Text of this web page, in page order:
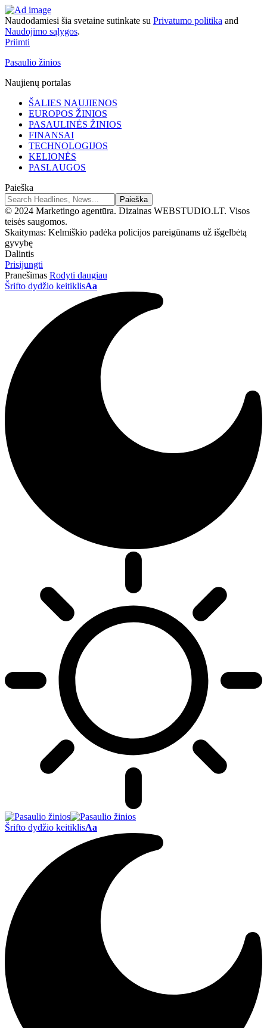
Naudodamiesi šia svetaine sutinkate su Privatumo politika and
Naudojimo sąlygos.
Priimti
Pasaulio žinios
Naujienų portalas
ŠALIES NAUJIENOS
EUROPOS ŽINIOS
PASAULINĖS ŽINIOS
FINANSAI
TECHNOLOGIJOS
KELIONĖS
PASLAUGOS
Paieška
© 2024 Marketingo agentūra. Dizainas WEBSTUDIO.LT. Visos
teisės saugomos.
Skaitymas: Kelmiškio padėka policijos pareigūnams už išgelbėtą
gyvybę
Dalintis
Prisijungti
Pranešimas Rodyti daugiau
Šrifto dydžio keitiklisAa
Šrifto dydžio keitiklisAa